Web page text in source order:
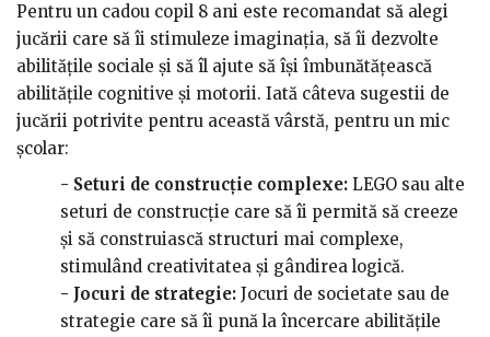
Pentru un cadou copil 8 ani este recomandat să alegi
jucării care să îi stimuleze imaginația, să îi dezvolte
abilitățile sociale și să îl ajute să își îmbunătățească
abilitățile cognitive și motorii. Iată câteva sugestii de
jucării potrivite pentru această vârstă, pentru un mic
școlar:
- Seturi de construcție complexe: LEGO sau alte
seturi de construcție care să îi permită să creeze
și să construiască structuri mai complexe,
stimulând creativitatea și gândirea logică.
- Jocuri de strategie: Jocuri de societate sau de
strategie care să îi pună la încercare abilitățile